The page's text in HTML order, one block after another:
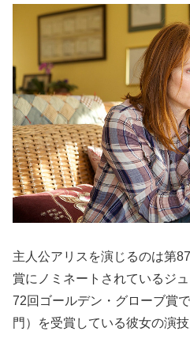
主人公アリスを演じるのは第
賞にノミネートされているジ
72回ゴールデン・グローブ賞
門）を受賞している彼女の演